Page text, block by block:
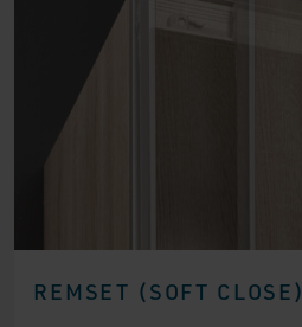
REMSET (SOFT CLOSE)